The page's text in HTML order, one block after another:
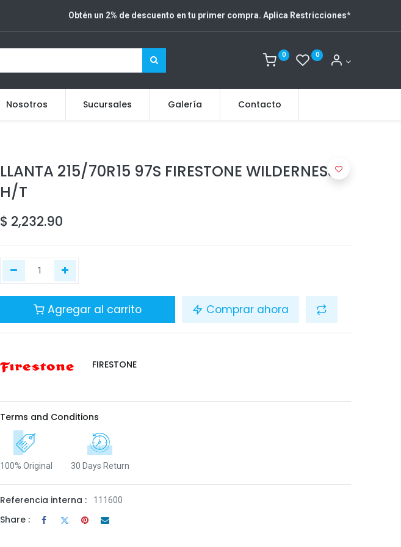
Obtén un 2% de descuento en tu primer compra. Aplica Restricciones*
0 0
Nosotros Sucursales Galería Contacto
LLANTA 215/70R15 97S FIRESTONE WILDERNESS
H/T
$ 2,232.90
Agregar al carrito Comprar ahora
FIRESTONE
Terms and Conditions
100% Original 30 Days Return
Referencia interna : 111600
Share :